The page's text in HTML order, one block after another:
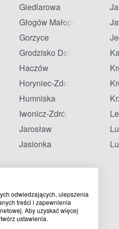
odwiedzających, ulepszenia
treści i zapewnienia
Aby uzyskać więcej
ustawienia.
Giedlarowa
Głogów Małopolski
Gorzyce
Grodzisko Dolne
Haczów
Horyniec-Zdrój
Humniska
Iwonicz-Zdrój
Jarosław
Jasionka